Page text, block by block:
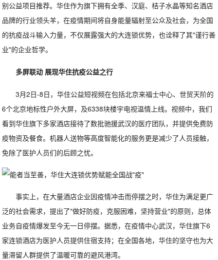
别公益项目推荐。华住作为旗下拥有全季、汉庭、桔子水晶等知名酒店
品牌的行业领头羊，在疫情期间将自身能量辐射至公众及社会，为全国
的抗疫战斗输入力量，不仅展露强大的大连锁优势，也诠释了其"谨行善
业"的企业哲学。
多屏联动 展现华住抗疫公益之行
3月2日-8日，华住公益短视频在包括北京来福士中心、世贸天阶的
6个北京地标性户外大屏，及6338块楼宇电视温情上线。视频中，我们
看到华住旗下多家酒店接待了数批驰援武汉的医疗团队，并提供免费防
疫物资及餐食。机器人送物等高度智能化的服务更是减少了人员接触，
免除了医护人员们的后顾之忧。
事实上，在大量酒店企业因疫情冲击而停摆之时，华住为满足更广
泛的社会需求，提出了"做好防疫，克服困难，坚持营业"的原则，总体
业务自疫情爆发至今无一日停摆。据悉，在疫情中心武汉，华住旗下6
家连锁酒店为医护人员提供住宿支持；在全国各地，华住的坚守也为大
量滞留人群提供了温暖可靠的避风港湾。